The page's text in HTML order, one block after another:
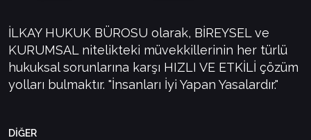
İLKAY HUKUK BÜROSU olarak, BİREYSEL ve
KURUMSAL nitelikteki müvekkillerinin her türlü
hukuksal sorunlarına karşı HIZLI VE ETKİLİ çözüm
yolları bulmaktır. "İnsanları İyi Yapan Yasalardır."
DİĞER